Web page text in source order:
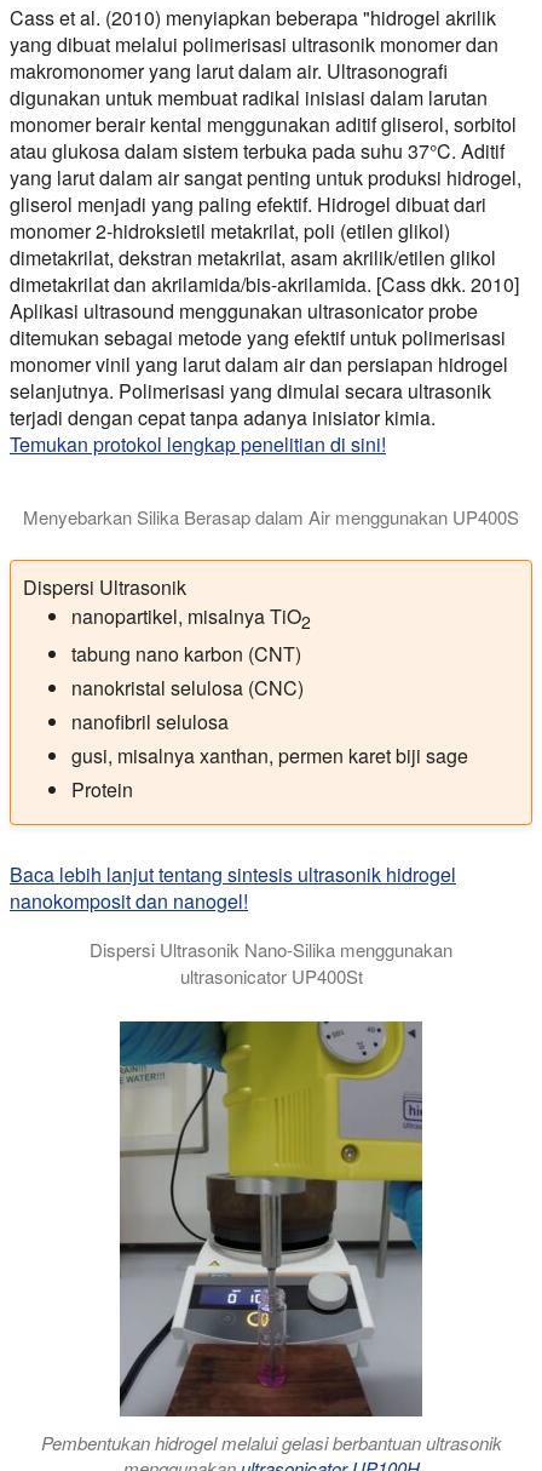
Cass et al. (2010) menyiapkan beberapa "hidrogel akrilik
yang dibuat melalui polimerisasi ultrasonik monomer dan
makromonomer yang larut dalam air. Ultrasonografi
digunakan untuk membuat radikal inisiasi dalam larutan
monomer berair kental menggunakan aditif gliserol, sorbitol
atau glukosa dalam sistem terbuka pada suhu 37°C. Aditif
yang larut dalam air sangat penting untuk produksi hidrogel,
gliserol menjadi yang paling efektif. Hidrogel dibuat dari
monomer 2-hidroksietil metakrilat, poli (etilen glikol)
dimetakrilat, dekstran metakrilat, asam akrilik/etilen glikol
dimetakrilat dan akrilamida/bis-akrilamida. [Cass dkk. 2010]
Aplikasi ultrasound menggunakan ultrasonicator probe
ditemukan sebagai metode yang efektif untuk polimerisasi
monomer vinil yang larut dalam air dan persiapan hidrogel
selanjutnya. Polimerisasi yang dimulai secara ultrasonik
terjadi dengan cepat tanpa adanya inisiator kimia.
Temukan protokol lengkap penelitian di sini!
Menyebarkan Silika Berasap dalam Air menggunakan UP400S
Dispersi Ultrasonik
nanopartikel, misalnya TiO2
tabung nano karbon (CNT)
nanokristal selulosa (CNC)
nanofibril selulosa
gusi, misalnya xanthan, permen karet biji sage
Protein
Baca lebih lanjut tentang sintesis ultrasonik hidrogel
nanokomposit dan nanogel!
Dispersi Ultrasonik Nano-Silika menggunakan
ultrasonicator UP400St
Pembentukan hidrogel melalui gelasi berbantuan ultrasonik